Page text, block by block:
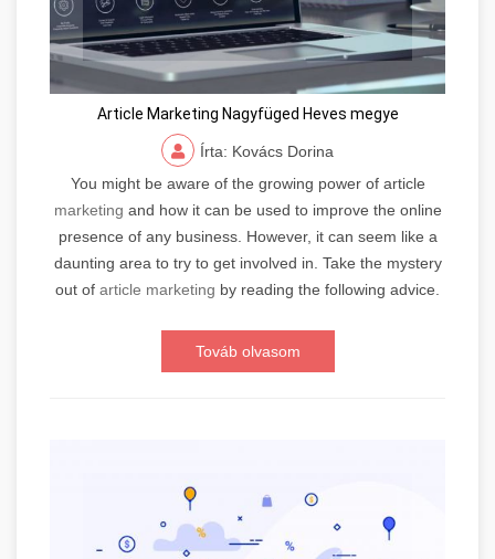
Article Marketing Nagyfüged Heves megye
Írta: Kovács Dorina
You might be aware of the growing power of article
marketing and how it can be used to improve the online
presence of any business. However, it can seem like a
daunting area to try to get involved in. Take the mystery
out of article marketing by reading the following advice.
Továb olvasom